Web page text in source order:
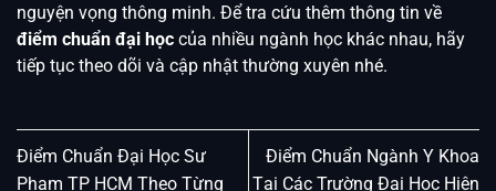
nguyện vọng thông minh. Để tra cứu thêm thông tin về
điểm chuẩn đại học của nhiều ngành học khác nhau, hãy
tiếp tục theo dõi và cập nhật thường xuyên nhé.
Điểm Chuẩn Đại Học Sư
Phạm TP HCM Theo Từng
Điểm Chuẩn Ngành Y Khoa
Tại Các Trường Đại Học Hiện